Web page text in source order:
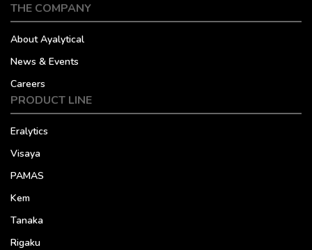
THE COMPANY
About Ayalytical
News & Events
Careers
PRODUCT LINE
Eralytics
Visaya
PAMAS
Kem
Tanaka
Rigaku